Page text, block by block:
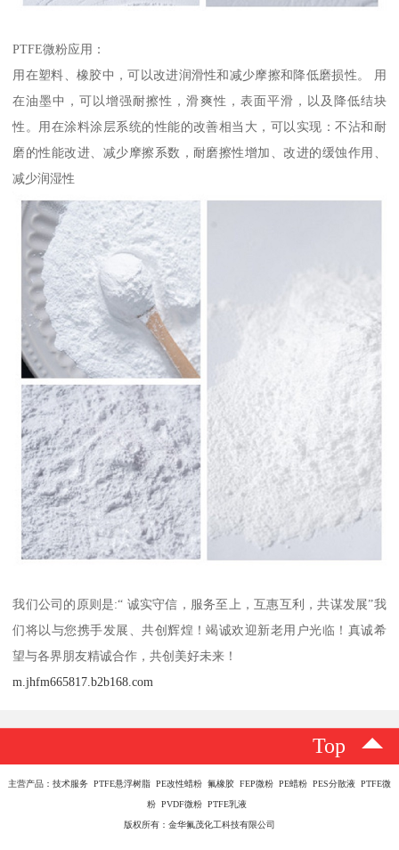
PTFE微粉应用：
用在塑料、橡胶中，可以改进润滑性和减少摩擦和降低磨损性。 用
在油墨中，可以增强耐擦性，滑爽性，表面平滑，以及降低结块
性。用在涂料涂层系统的性能的改善相当大，可以实现：不沾和耐
磨的性能改进、减少摩擦系数，耐磨擦性增加、改进的缓蚀作用、
减少润湿性
我们公司的原则是:“ 诚实守信，服务至上，互惠互利，共谋发展”我
们将以与您携手发展、共创辉煌！竭诚欢迎新老用户光临！真诚希
望与各界朋友精诚合作，共创美好未来！
m.jhfm665817.b2b168.com
Top
主营产品：技术服务 PTFE悬浮树脂 PE改性蜡粉 氟橡胶 FEP微粉 PE蜡粉 PES分散液 PTFE微
粉 PVDF微粉 PTFE乳液
版权所有：金华氟茂化工科技有限公司